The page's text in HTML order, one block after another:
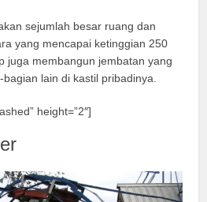
sejumlah besar ruang dan
yang mencapai ketinggian 250
juga membangun jembatan yang
lain di kastil pribadinya.
height=”2″]